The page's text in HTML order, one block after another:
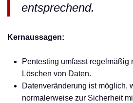
entsprechend.
Kernaussagen:
Pentesting umfasst regelmäßig
Löschen von Daten.
Datenveränderung ist möglich,
normalerweise zur Sicherheit